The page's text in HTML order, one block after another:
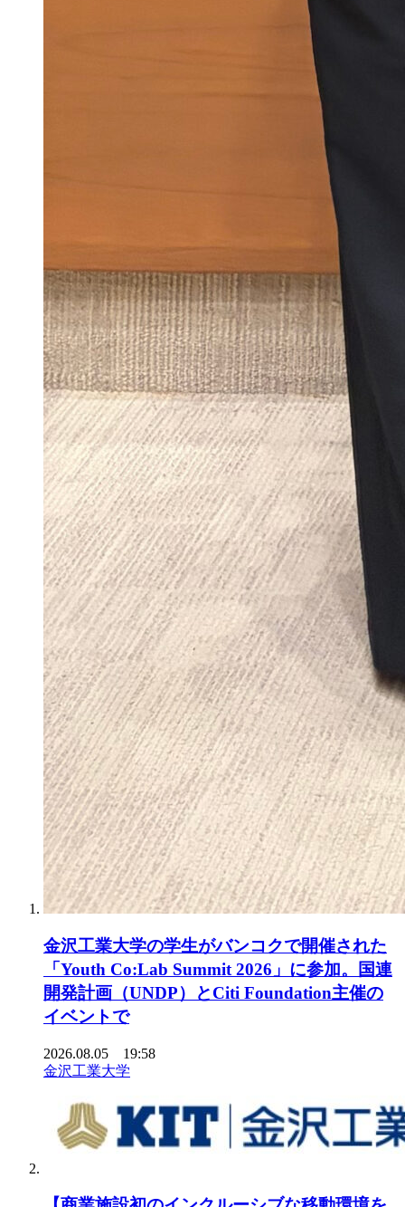
金沢工業大学の学生がバンコクで開催された
「Youth Co:Lab Summit 2026」に参加。国連
開発計画（UNDP）とCiti Foundation主催の
イベントで
2026.08.05 19:58
金沢工業大学